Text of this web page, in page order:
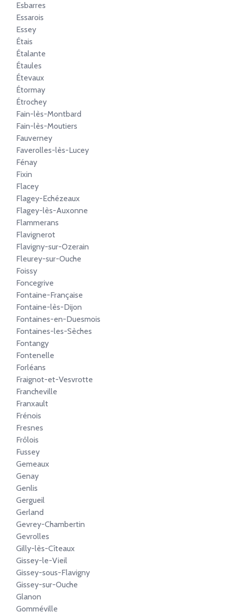
Esbarres
Essarois
Essey
Étais
Étalante
Étaules
Étevaux
Étormay
Étrochey
Fain-lès-Montbard
Fain-lès-Moutiers
Fauverney
Faverolles-lès-Lucey
Fénay
Fixin
Flacey
Flagey-Echézeaux
Flagey-lès-Auxonne
Flammerans
Flavignerot
Flavigny-sur-Ozerain
Fleurey-sur-Ouche
Foissy
Foncegrive
Fontaine-Française
Fontaine-lès-Dijon
Fontaines-en-Duesmois
Fontaines-les-Sèches
Fontangy
Fontenelle
Forléans
Fraignot-et-Vesvrotte
Francheville
Franxault
Frénois
Fresnes
Frôlois
Fussey
Gemeaux
Genay
Genlis
Gergueil
Gerland
Gevrey-Chambertin
Gevrolles
Gilly-lès-Cîteaux
Gissey-le-Vieil
Gissey-sous-Flavigny
Gissey-sur-Ouche
Glanon
Gomméville